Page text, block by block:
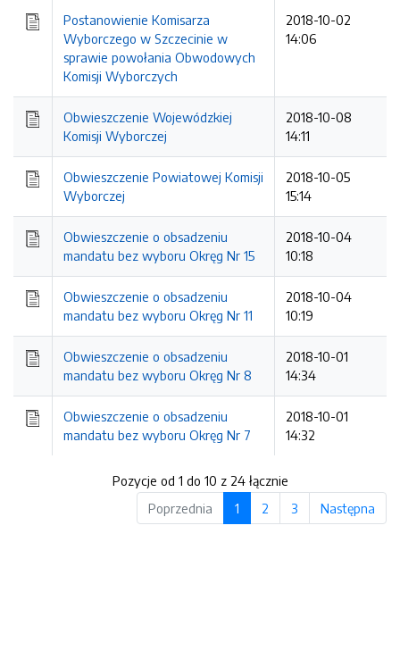
Postanowienie Komisarza
Wyborczego w Szczecinie w
sprawie powołania Obwodowych
Komisji Wyborczych
2018-10-02
14:06
Obwieszczenie Wojewódzkiej
Komisji Wyborczej
2018-10-08
14:11
Obwieszczenie Powiatowej Komisji
Wyborczej
2018-10-05
15:14
Obwieszczenie o obsadzeniu
mandatu bez wyboru Okręg Nr 15
2018-10-04
10:18
Obwieszczenie o obsadzeniu
mandatu bez wyboru Okręg Nr 11
2018-10-04
10:19
Obwieszczenie o obsadzeniu
mandatu bez wyboru Okręg Nr 8
2018-10-01
14:34
Obwieszczenie o obsadzeniu
mandatu bez wyboru Okręg Nr 7
2018-10-01
14:32
Pozycje od 1 do 10 z 24 łącznie
Poprzednia
1 2 3 Następna